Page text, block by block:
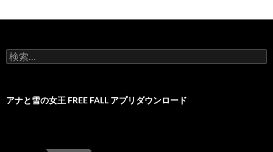
検
索:
アナと雪の女王 FREE FALL アプリダウンロード